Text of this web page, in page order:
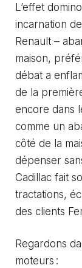
L’effet
incarnation
Renault –
maison,
débat a
de la
encore dans
comme un
côté de la
dépenser
Cadillac fait
tractations,
des clients
Regardons
moteurs :